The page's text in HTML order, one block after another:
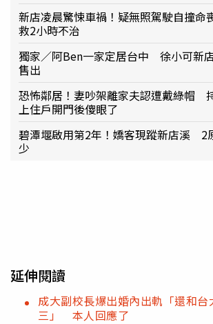
新店凌晨驚悚車禍！疑無照駕駛自撞
救2小時不治
獨家／阿Ben一家定居台中 徐小可新
售出
恐怖鄰居！妻吵架離家夫認遭戴綠帽
上住戶開門後傻眼了
碧潭堰啟用第2年！嬌客現蹤新店溪 2
少
延伸閱讀
成大副校長爆出婚內出軌「還和台
三」 本人回應了